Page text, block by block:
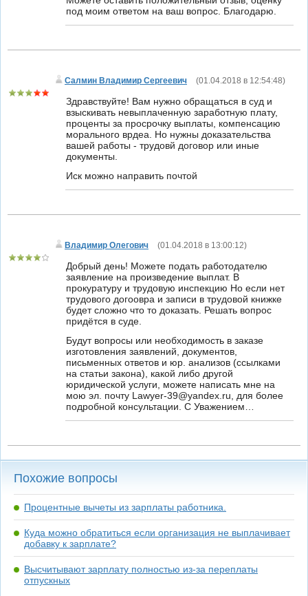
под моим ответом на ваш вопрос. Благодарю.
Салмин Владимир Сергеевич (01.04.2018 в 12:54:48)
Здравствуйте! Вам нужно обращаться в суд и
взыскивать невыплаченную заработную плату,
проценты за просрочку выплаты, компенсацию
морального врдеа. Но нужны доказательства
вашей работы - трудовй договор или иные
документы.
Иск можно направить почтой
Владимир Олегович (01.04.2018 в 13:00:12)
Добрый день! Можете подать работодателю
заявление на произведение выплат. В
прокуратуру и трудовую инспекцию Но если нет
трудового догоовра и записи в трудовой книжке
будет сложно что то доказать. Решать вопрос
придётся в суде.
Будут вопросы или необходимость в заказе
изготовления заявлений, документов,
письменных ответов и юр. анализов (ссылками
на статьи закона), какой либо другой
юридической услуги, можете написать мне на
мою эл. почту Lawyer-39@yandex.ru, для более
подробной консультации. С Уважением…
Похожие вопросы
Процентные вычеты из зарплаты работника.
Куда можно обратиться если организация не выплачивает
добавку к зарплате?
Высчитывают зарплату полностью из-за переплаты
отпускных